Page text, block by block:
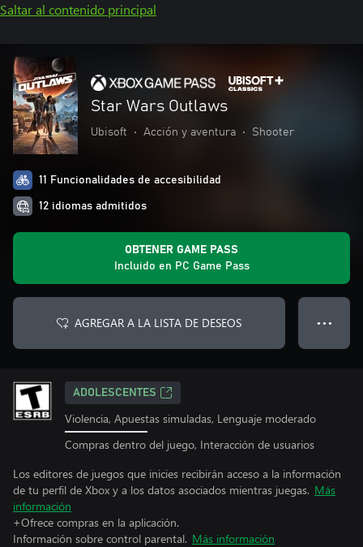
Saltar al contenido principal
Star Wars Outlaws
Ubisoft • Acción y aventura • Shooter
11 Funcionalidades de accesibilidad
12 idiomas admitidos
OBTENER GAME PASS
Incluido en PC Game Pass
AGREGAR A LA LISTA DE DESEOS ● ● ●
ADOLESCENTES
Violencia, Apuestas simuladas, Lenguaje moderado
Compras dentro del juego, Interacción de usuarios
Los editores de juegos que inicies recibirán acceso a la información
de tu perfil de Xbox y a los datos asociados mientras juegas. Más
información
+Ofrece compras en la aplicación.
Información sobre control parental. Más información